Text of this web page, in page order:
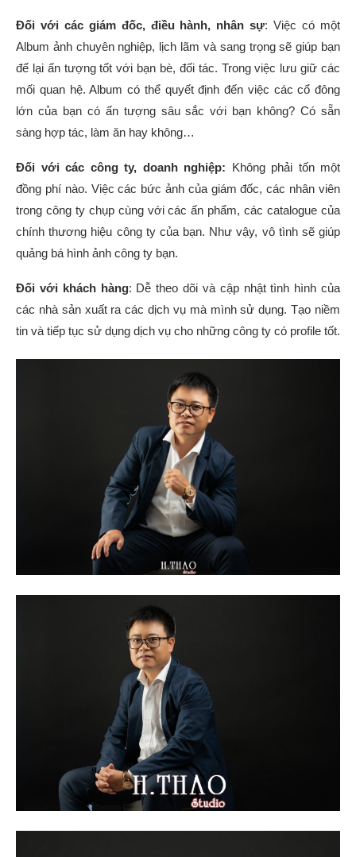
Đối với các giám đốc, điều hành, nhân sự: Việc có một
Album ảnh chuyên nghiệp, lịch lãm và sang trọng sẽ giúp bạn
để lại ấn tượng tốt với bạn bè, đối tác. Trong việc lưu giữ các
mối quan hệ. Album có thể quyết định đến việc các cổ đông
lớn của bạn có ấn tượng sâu sắc với bạn không? Có sẵn
sàng hợp tác, làm ăn hay không…
Đối với các công ty, doanh nghiệp: Không phải tốn một
đồng phí nào. Việc các bức ảnh của giám đốc, các nhân viên
trong công ty chụp cùng với các ấn phẩm, các catalogue của
chính thương hiệu công ty của bạn. Như vậy, vô tình sẽ giúp
quảng bá hình ảnh công ty bạn.
Đối với khách hàng: Dễ theo dõi và cập nhật tình hình của
các nhà sản xuất ra các dịch vụ mà mình sử dụng. Tạo niềm
tin và tiếp tục sử dụng dịch vụ cho những công ty có profile tốt.